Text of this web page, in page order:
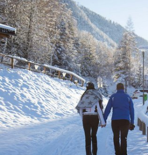
WELLNESS
SOMMER
WINTER
BLOG
SERVICE
Gutscheine Pauschalen
Winter